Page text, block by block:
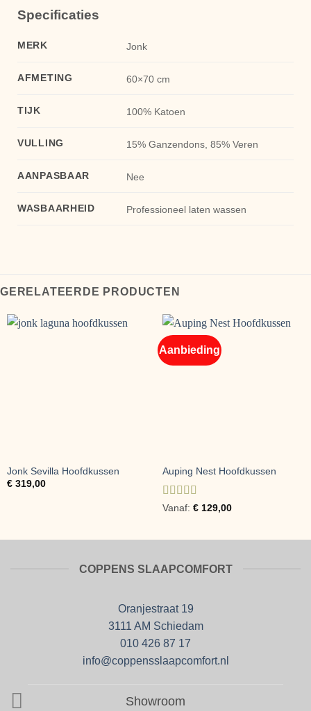
Specificaties
MERK Jonk
AFMETING 60×70 cm
TIJK 100% Katoen
VULLING 15% Ganzendons, 85% Veren
AANPASBAAR Nee
WASBAARHEID Professioneel laten wassen
GERELATEERDE PRODUCTEN
Jonk Sevilla Hoofdkussen
€319,00
Aanbieding
Auping Nest Hoofdkussen
Gewaardeerd
Vanaf: €129,00
COPPENS SLAAPCOMFORT
Oranjestraat 19
3111 AM Schiedam
010 426 87 17
info@coppensslaapcomfort.nl
Showroom